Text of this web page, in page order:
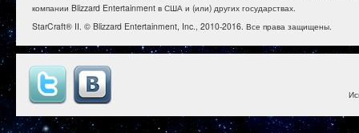
компании Blizzard Entertainment в США и (или) других государствах.
StarCraft® II. © Blizzard Entertainment, Inc., 2010-2016. Все права защищены.